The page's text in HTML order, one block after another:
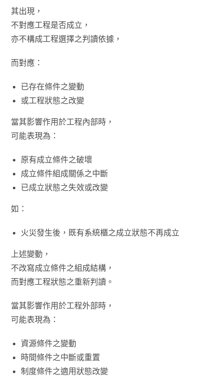
其出現，
不對應工程是否成立，
亦不構成工程選擇之判讀依據，
而對應：
已存在條件之變動
或工程狀態之改變
當其影響作用於工程內部時，
可能表現為：
原有成立條件之破壞
成立條件組成關係之中斷
已成立狀態之失效或改變
如：
火災發生後，既有系統櫃之成立狀態不再成立
上述變動，
不改寫成立條件之組成結構，
而對應工程狀態之重新判讀。
當其影響作用於工程外部時，
可能表現為：
資源條件之變動
時間條件之中斷或重置
制度條件之適用狀態改變